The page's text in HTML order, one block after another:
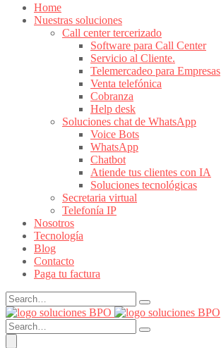
Home
Nuestras soluciones
Call center tercerizado
Software para Call Center
Servicio al Cliente.
Telemercadeo para Empresas
Venta telefónica
Cobranza
Help desk
Soluciones chat de WhatsApp
Voice Bots
WhatsApp
Chatbot
Atiende tus clientes con IA
Soluciones tecnológicas
Secretaria virtual
Telefonía IP
Nosotros
Tecnología
Blog
Contacto
Paga tu factura